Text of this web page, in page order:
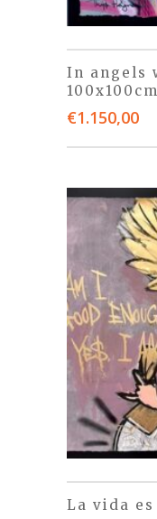
In angels
100x100cm
€1.150,00
La vida es